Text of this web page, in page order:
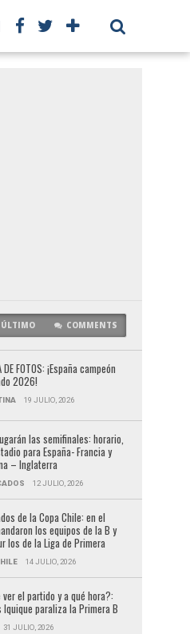
ÚLTIMO COMMENTS
DE FOTOS: ¡España campeón
2026!
19 JULIO, 2026
las semifinales: horario,
para España- Francia y
– Inglaterra
12 JULIO, 2026
de la Copa Chile: en el
los equipos de la B y
los de la Liga de Primera
14 JULIO, 2026
ver el partido y a qué hora?:
Iquique paraliza la Primera B
31 JULIO, 2026